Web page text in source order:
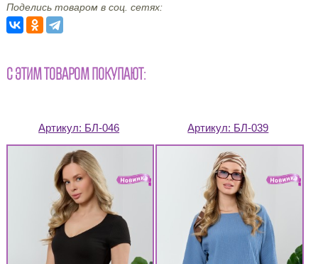
Поделись товаром в соц. сетях:
С ЭТИМ ТОВАРОМ ПОКУПАЮТ:
Артикул: БЛ-046 Артикул: БЛ-039